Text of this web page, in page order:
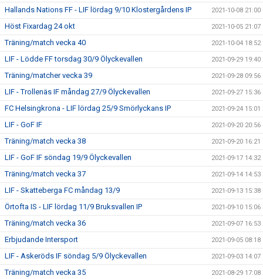
Hallands Nations FF - LIF lördag 9/10 Klostergårdens IP 2021-10-08 21:00
Höst Fixardag 24 okt 2021-10-05 21:07
Träning/match vecka 40 2021-10-04 18:52
LIF - Lödde FF torsdag 30/9 Ölyckevallen 2021-09-29 19:40
Träning/matcher vecka 39 2021-09-28 09:56
LIF - Trollenäs IF måndag 27/9 Ölyckevallen 2021-09-27 15:36
FC Helsingkrona - LIF lördag 25/9 Smörlyckans IP 2021-09-24 15:01
LIF - GoF IF 2021-09-20 20:56
Träning/match vecka 38 2021-09-20 16:21
LIF - GoF IF söndag 19/9 Ölyckevallen 2021-09-17 14:32
Träning/match vecka 37 2021-09-14 14:53
LIF - Skatteberga FC måndag 13/9 2021-09-13 15:38
Örtofta IS - LIF lördag 11/9 Bruksvallen IP 2021-09-10 15:06
Träning/match vecka 36 2021-09-07 16:53
Erbjudande Intersport 2021-09-05 08:18
LIF - Askeröds IF söndag 5/9 Ölyckevallen 2021-09-03 14:07
Träning/match vecka 35 2021-08-29 17:08